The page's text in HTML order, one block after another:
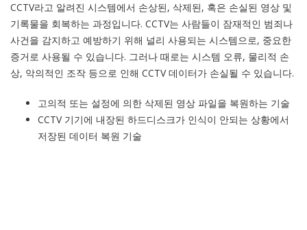
CCTV라고 알려진 시스템에서 손상된, 삭제된, 혹은 손실된 영상 및
기록물을 회복하는 과정입니다. CCTV는 사람들이 잠재적인 범죄나
사건을 감지하고 예방하기 위해 널리 사용되는 시스템으로, 중요한
증거로 사용될 수 있습니다. 그러나 때로는 시스템 오류, 물리적 손
상, 악의적인 조작 등으로 인해 CCTV 데이터가 손실될 수 있습니다.
고의적 또는 설정에 의한 삭제된 영상 파일을 복원하는 기술
CCTV 기기에 내장된 하드디스크가 인식이 안되는 상황에서
저장된 데이터 복원 기술